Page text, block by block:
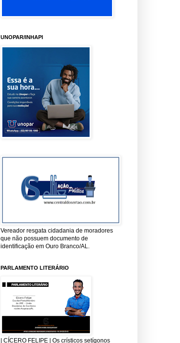
UNOPAR/INHAPI
Vereador resgata cidadania de moradores
que não possuem documento de
identificação em Ouro Branco/AL.
PARLAMENTO LITERÁRIO
| CÍCERO FELIPE | Os crísticos setígonos